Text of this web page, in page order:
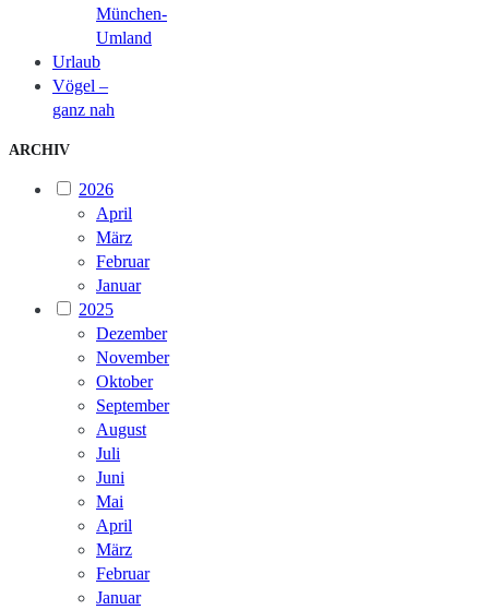
München-
Umland
Urlaub
Vögel –
ganz nah
ARCHIV
2026
April
März
Februar
Januar
2025
Dezember
November
Oktober
September
August
Juli
Juni
Mai
April
März
Februar
Januar